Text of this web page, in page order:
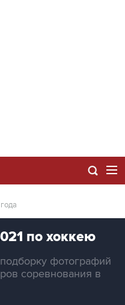
по хоккею
фотографий
соревнования в